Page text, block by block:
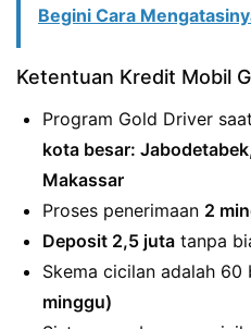
Begini Cara
Ketentuan Kredit Mobil
Program Gold Driver
kota besar:
Makassar
Proses penerimaan 2
Deposit 2,5 juta tanpa
Skema cicilan adalah 60
minggu)